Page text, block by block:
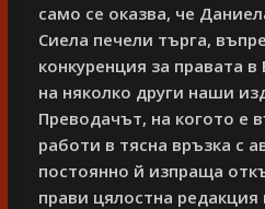
само се оказва, че
Сиела печели търга,
конкуренция за правата
на няколко други наши
Преводачът, на когото е
работи в тясна връзка с
постоянно й изпраща
прави цялостна